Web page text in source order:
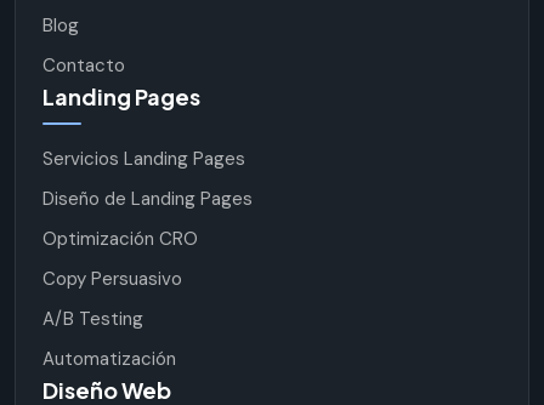
Blog
Contacto
Landing Pages
Servicios Landing Pages
Diseño de Landing Pages
Optimización CRO
Copy Persuasivo
A/B Testing
Automatización
Diseño Web